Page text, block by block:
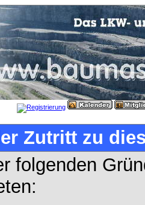
Zutritt zu
folgenden